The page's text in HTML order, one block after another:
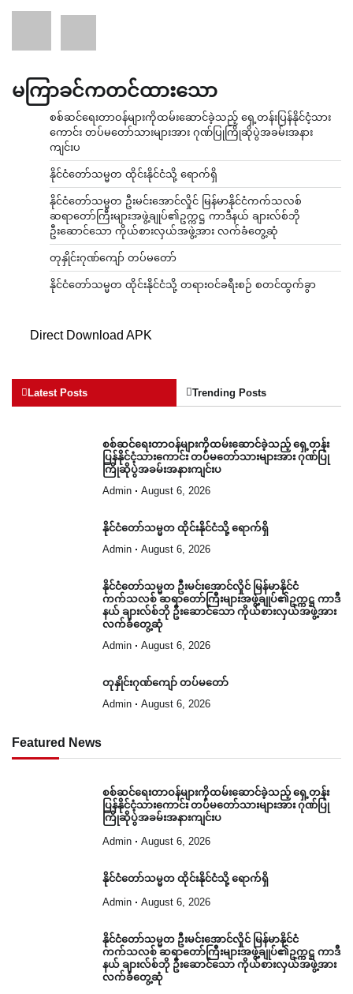
မကြာခင်ကတင်ထားသော
စစ်ဆင်ရေးတာဝန်များကိုထမ်းဆောင်ခဲ့သည့် ရှေ့တန်းပြန်နိုင်ငံ့သား
ကောင်း တပ်မတော်သားများအား ဂုဏ်ပြုကြိုဆိုပွဲအခမ်းအနား
ကျင်းပ
နိုင်ငံတော်သမ္မတ ထိုင်းနိုင်ငံသို့ ရောက်ရှိ
နိုင်ငံတော်သမ္မတ ဦးမင်းအောင်လှိုင် မြန်မာနိုင်ငံကက်သလစ်
ဆရာတော်ကြီးများအဖွဲ့ချုပ်၏ဥက္ကဋ္ဌ ကာဒီနယ် ချားလ်စ်ဘို
ဦးဆောင်သော ကိုယ်စားလှယ်အဖွဲ့အား လက်ခံတွေ့ဆုံ
တုနှိုင်းဂုဏ်ကျော် တပ်မတော်
နိုင်ငံတော်သမ္မတ ထိုင်းနိုင်ငံသို့ တရားဝင်ခရီးစဉ် စတင်ထွက်ခွာ
Direct Download APK
Latest Posts Trending Posts
စစ်ဆင်ရေးတာဝန်များကိုထမ်းဆောင်ခဲ့သည့် ရှေ့တန်း
ပြန်နိုင်ငံ့သားကောင်း တပ်မတော်သားများအား ဂုဏ်ပြု
ကြိုဆိုပွဲအခမ်းအနားကျင်းပ
Admin August 6, 2026
နိုင်ငံတော်သမ္မတ ထိုင်းနိုင်ငံသို့ ရောက်ရှိ
Admin August 6, 2026
နိုင်ငံတော်သမ္မတ ဦးမင်းအောင်လှိုင် မြန်မာနိုင်ငံ
ကက်သလစ် ဆရာတော်ကြီးများအဖွဲ့ချုပ်၏ဥက္ကဋ္ဌ ကာဒီ
နယ် ချားလ်စ်ဘို ဦးဆောင်သော ကိုယ်စားလှယ်အဖွဲ့အား
လက်ခံတွေ့ဆုံ
Admin August 6, 2026
တုနှိုင်းဂုဏ်ကျော် တပ်မတော်
Admin August 6, 2026
Featured News
စစ်ဆင်ရေးတာဝန်များကိုထမ်းဆောင်ခဲ့သည့် ရှေ့တန်း
ပြန်နိုင်ငံ့သားကောင်း တပ်မတော်သားများအား ဂုဏ်ပြု
ကြိုဆိုပွဲအခမ်းအနားကျင်းပ
Admin August 6, 2026
နိုင်ငံတော်သမ္မတ ထိုင်းနိုင်ငံသို့ ရောက်ရှိ
Admin August 6, 2026
နိုင်ငံတော်သမ္မတ ဦးမင်းအောင်လှိုင် မြန်မာနိုင်ငံ
ကက်သလစ် ဆရာတော်ကြီးများအဖွဲ့ချုပ်၏ဥက္ကဋ္ဌ ကာဒီ
နယ် ချားလ်စ်ဘို ဦးဆောင်သော ကိုယ်စားလှယ်အဖွဲ့အား
လက်ခံတွေ့ဆုံ